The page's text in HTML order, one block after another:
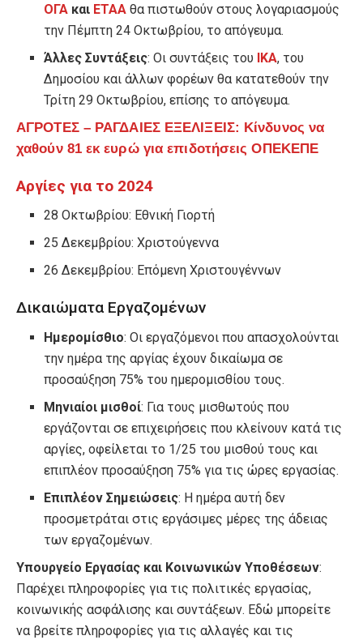
ΟΓΑ και ΕΤΑΑ θα πιστωθούν στους λογαριασμούς
την Πέμπτη 24 Οκτωβρίου, το απόγευμα.
Άλλες Συντάξεις: Οι συντάξεις του ΙΚΑ, του
Δημοσίου και άλλων φορέων θα κατατεθούν την
Τρίτη 29 Οκτωβρίου, επίσης το απόγευμα.
ΑΓΡΟΤΕΣ – ΡΑΓΔΑΙΕΣ ΕΞΕΛΙΞΕΙΣ: Κίνδυνος να
χαθούν 81 εκ ευρώ για επιδοτήσεις ΟΠΕΚΕΠΕ
Αργίες για το 2024
28 Οκτωβρίου: Εθνική Γιορτή
25 Δεκεμβρίου: Χριστούγεννα
26 Δεκεμβρίου: Επόμενη Χριστουγέννων
Δικαιώματα Εργαζομένων
Ημερομίσθιο: Οι εργαζόμενοι που απασχολούνται
την ημέρα της αργίας έχουν δικαίωμα σε
προσαύξηση 75% του ημερομισθίου τους.
Μηνιαίοι μισθοί: Για τους μισθωτούς που
εργάζονται σε επιχειρήσεις που κλείνουν κατά τις
αργίες, οφείλεται το 1/25 του μισθού τους και
επιπλέον προσαύξηση 75% για τις ώρες εργασίας.
Επιπλέον Σημειώσεις: Η ημέρα αυτή δεν
προσμετράται στις εργάσιμες μέρες της άδειας
των εργαζομένων.
Υπουργείο Εργασίας και Κοινωνικών Υποθέσεων:
Παρέχει πληροφορίες για τις πολιτικές εργασίας,
κοινωνικής ασφάλισης και συντάξεων. Εδώ μπορείτε
να βρείτε πληροφορίες για τις αλλαγές και τις